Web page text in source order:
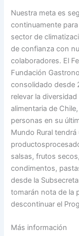
Nuestra meta es
continuamente
sector de
de confianza con
colaboradores. El
Fundación
consolidado desde
relevar la
alimentaria de
personas en su
Mundo Rural
salsas, frutos
condimentos,
desde la
tomarán nota de la
descontinuar el
Más información